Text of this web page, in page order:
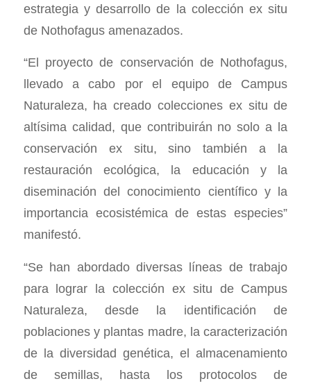
estrategia y desarrollo de la colección ex situ
de Nothofagus amenazados.
“El proyecto de conservación de Nothofagus,
llevado a cabo por el equipo de Campus
Naturaleza, ha creado colecciones ex situ de
altísima calidad, que contribuirán no solo a la
conservación ex situ, sino también a la
restauración ecológica, la educación y la
diseminación del conocimiento científico y la
importancia ecosistémica de estas especies”
manifestó.
“Se han abordado diversas líneas de trabajo
para lograr la colección ex situ de Campus
Naturaleza, desde la identificación de
poblaciones y plantas madre, la caracterización
de la diversidad genética, el almacenamiento
de semillas, hasta los protocolos de